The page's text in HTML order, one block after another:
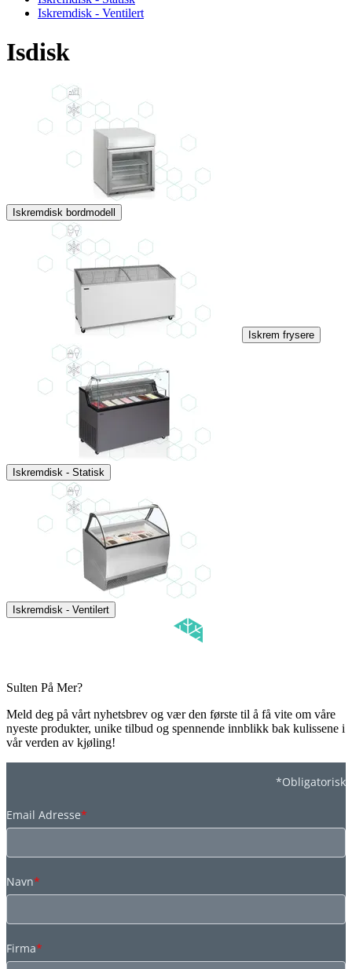
Iskremdisk - Ventilert
Isdisk
Iskremdisk bordmodell
Iskrem frysere
Iskremdisk - Statisk
Iskremdisk - Ventilert
Sulten På Mer?
Meld deg på vårt nyhetsbrev og vær den første til å få vite om våre
nyeste produkter, unike tilbud og spennende innblikk bak kulissene i
vår verden av kjøling!
*Obligatorisk
Email Adresse*
Navn*
Firma*